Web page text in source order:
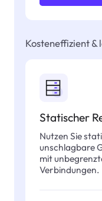
Kosteneffizient &
Statischer
Nutzen Sie
unschlagbare
mit
Verbindungen.